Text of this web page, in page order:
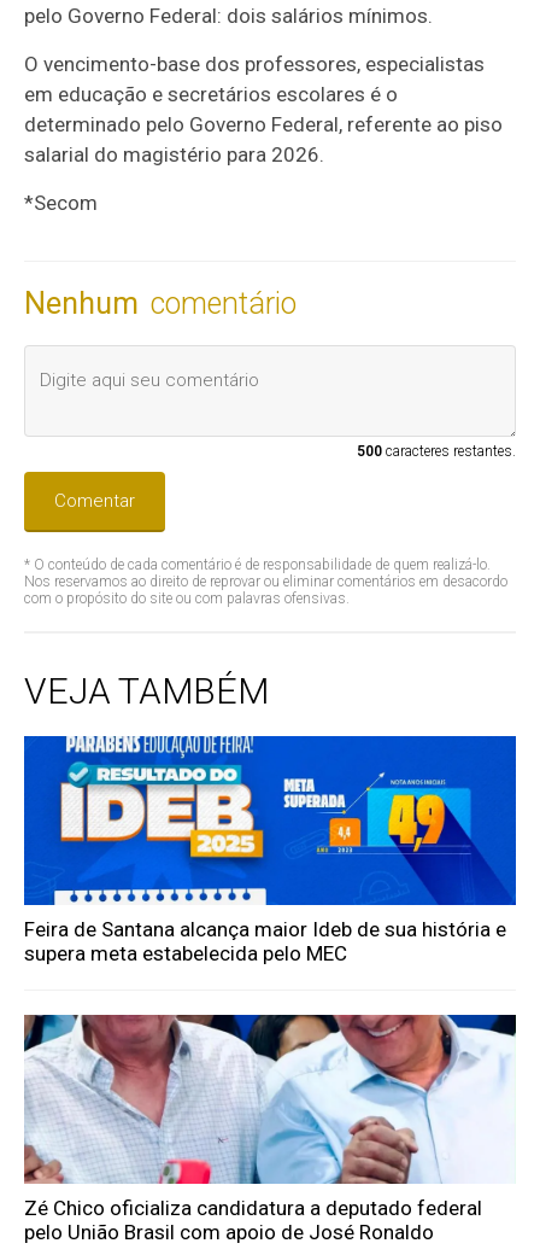
pelo Governo Federal: dois salários mínimos.
O vencimento-base dos professores, especialistas
em educação e secretários escolares é o
determinado pelo Governo Federal, referente ao piso
salarial do magistério para 2026.
*Secom
Nenhum comentário
500caracteres restantes.
Comentar
* O conteúdo de cada comentário é de responsabilidade de quem realizá-lo.
Nos reservamos ao direito de reprovar ou eliminar comentários em desacordo
com o propósito do site ou com palavras ofensivas.
VEJA TAMBÉM
Feira de Santana alcança maior Ideb de sua história e
supera meta estabelecida pelo MEC
Zé Chico oficializa candidatura a deputado federal
pelo União Brasil com apoio de José Ronaldo